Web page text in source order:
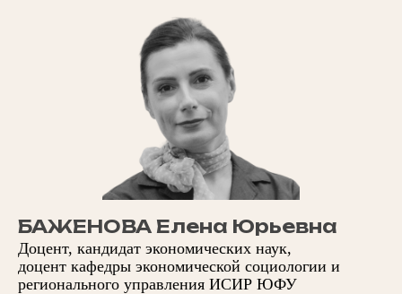
БАЖЕНОВА Елена Юрьевна
Доцент, кандидат экономических наук,
доцент кафедры экономической социологии и
регионального управления ИСИР ЮФУ